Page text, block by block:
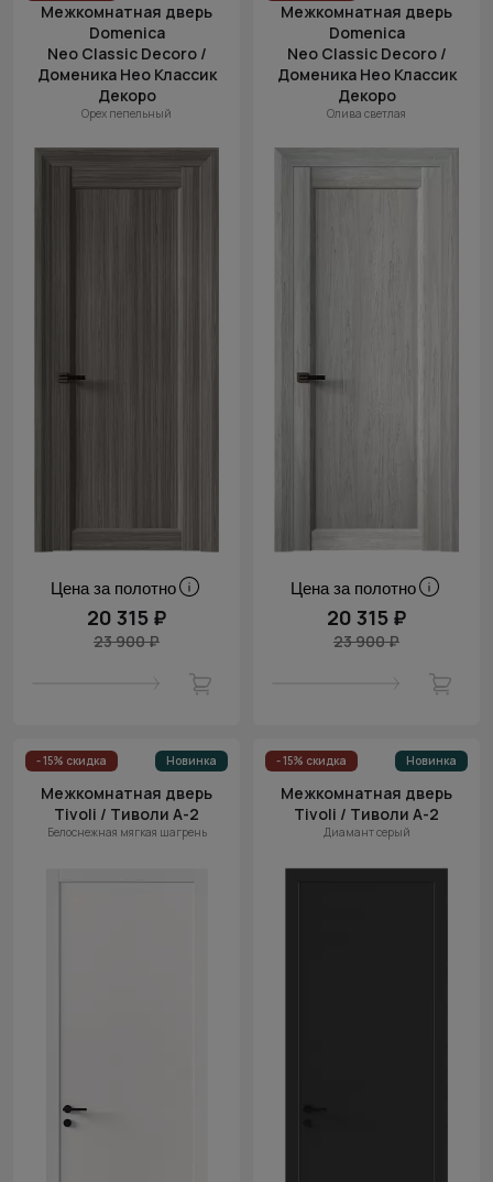
Межкомнатная дверь
Domenica
Neo Classic Decoro /
Доменика Нео Классик
Декоро
Орех пепельный
Цена за полотно
20 315 ₽
23 900 ₽
Межкомнатная дверь
Domenica
Neo Classic Decoro /
Доменика Нео Классик
Декоро
Олива светлая
Цена за полотно
20 315 ₽
23 900 ₽
- 15% скидка Новинка
Межкомнатная дверь
Tivoli / Тиволи А-2
Белоснежная мягкая шагрень
- 15% скидка Новинка
Межкомнатная дверь
Tivoli / Тиволи А-2
Диамант серый